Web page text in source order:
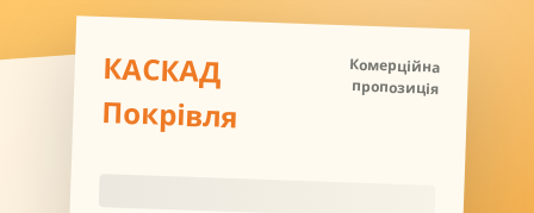
КАСКАД
Покрівля
Комерційна
пропозиція